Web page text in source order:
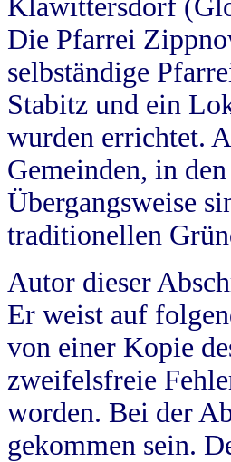
Klawittersdorf
Die Pfarrei
selbständige
Stabitz und ein
wurden errichtet.
Gemeinden, in
Übergangsweise
traditionellen
Autor dieser
Er weist auf
von einer Kopie
zweifelsfreie
worden. Bei der
gekommen sein.